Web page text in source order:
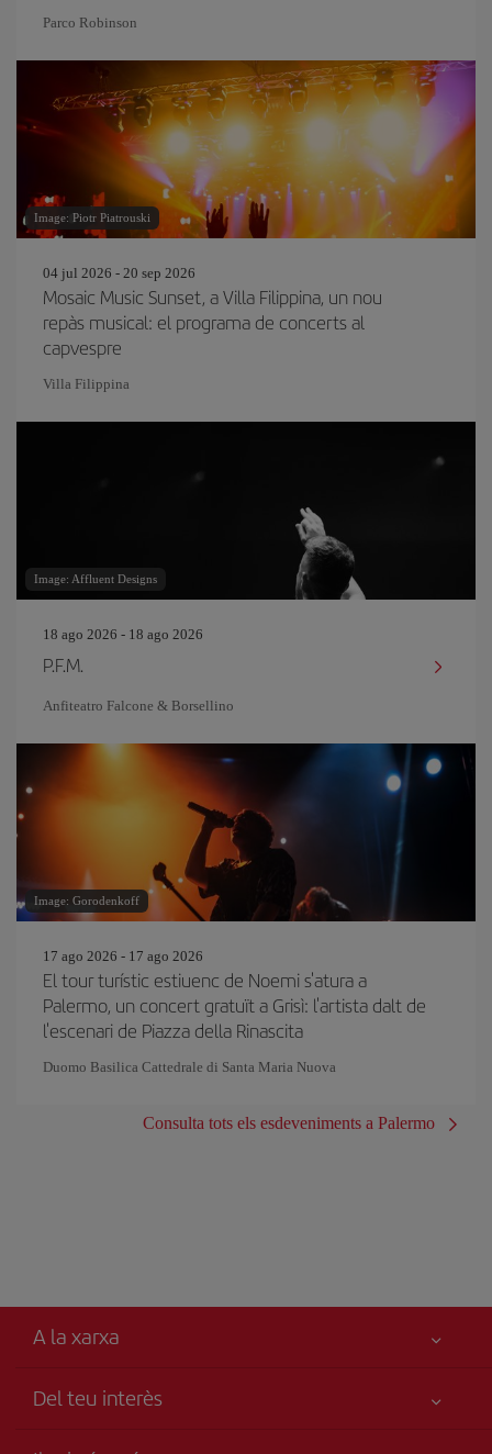
Parco Robinson
Image: Piotr Piatrouski
04 jul 2026 - 20 sep 2026
Mosaic Music Sunset, a Villa Filippina, un nou
repàs musical: el programa de concerts al
capvespre
Villa Filippina
Image: Affluent Designs
18 ago 2026 - 18 ago 2026
P.F.M.
Anfiteatro Falcone & Borsellino
Image: Gorodenkoff
17 ago 2026 - 17 ago 2026
El tour turístic estiuenc de Noemi s'atura a
Palermo, un concert gratuït a Grisì: l'artista dalt de
l'escenari de Piazza della Rinascita
Duomo Basilica Cattedrale di Santa Maria Nuova
Consulta tots els esdeveniments a Palermo
A la xarxa
Del teu interès